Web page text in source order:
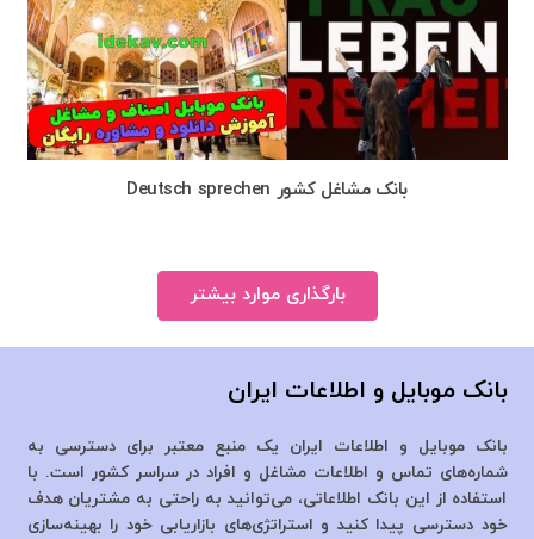
بانک مشاغل کشور Deutsch sprechen
بارگذاری موارد بیشتر
بانک موبایل و اطلاعات ایران
بانک موبایل و اطلاعات ایران یک منبع معتبر برای دسترسی به
شماره‌های تماس و اطلاعات مشاغل و افراد در سراسر کشور است. با
استفاده از این بانک اطلاعاتی، می‌توانید به راحتی به مشتریان هدف
خود دسترسی پیدا کنید و استراتژی‌های بازاریابی خود را بهینه‌سازی